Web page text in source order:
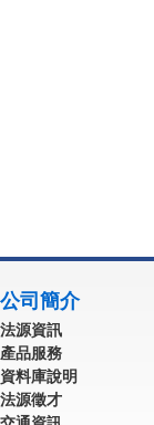
公司簡介
法源資訊
產品服務
資料庫說明
法源徵才